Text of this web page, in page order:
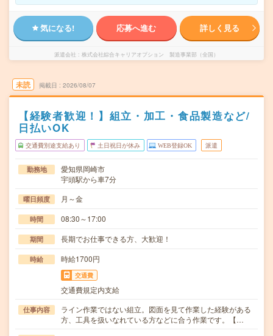
気になる! 応募へ進む 詳しく見る
派遣会社 株式会社綜合キャリアオプション 製造事業部（全国）
未読 掲載日 2026/08/07
【経験者歓迎！】組立・加工・食品製造など/
日払いOK
交通費別途支給あり 土日祝日が休み WEB登録OK 派遣
勤務地
愛知県岡崎市
宇頭駅から車7分
曜日頻度 月～金
時間 08:30～17:00
期間 長期でお仕事できる方、大歓迎！
時給 時給1700円
交通費
交通費規定内支給
仕事内容
ライン作業ではない組立。図面を見て作業した経験がある
方、工具を扱いなれている方などに合う作業です。【…